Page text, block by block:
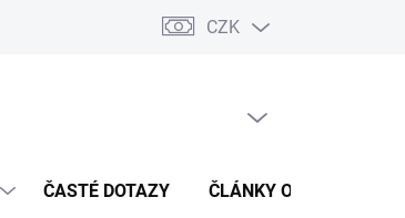
CZK
ČASTÉ DOTAZY ČLÁNKY O ZDRAVÍ